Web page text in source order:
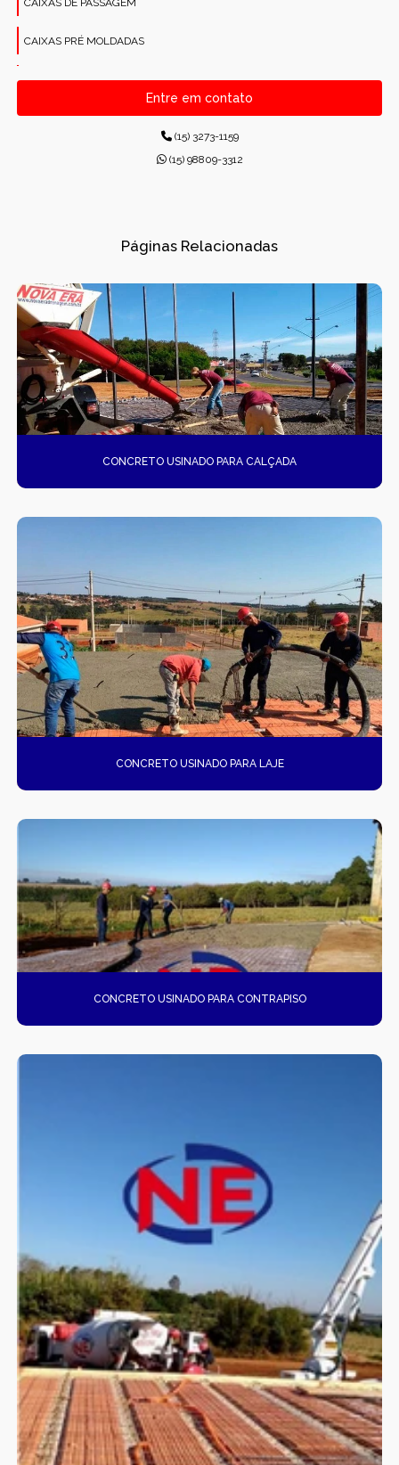
CAIXAS DE PASSAGEM
CAIXAS PRÉ MOLDADAS
CANALETAS PRÉ-MOLDADAS RETANGULARES
CONCRETO PARA CONSTRUÇÕES
CONCRETO USINADO INDUSTRIAL
DISSIPADORES DE ENERGIA PRÉ-MOLDADO
DRENAGEM
FÁBRICA DE PRÉ-MOLDADOS
GÁRGULAS PRÉ-MOLDADAS
GRELHAS PARA BOCA DE LEÃO
MUROS DE CONCRETO
MUROS EM CONCRETO
MUROS PRÉ FABRICADOS
MUROS PRÉ MOLDADOS
MUROS PRÉ-MOLDADOS
PISOS DE CONCRETO
PRÉ FABRICADAS
RAMPAS DE ACESSIBILIDADE PRÉ-MOLDADA
SERVIÇOS DE DRENAGEM
SISTEMAS DE DRENAGEM
Entre em contato
(15) 3273-1159
(15) 98809-3312
Páginas Relacionadas
CONCRETO USINADO PARA CALÇADA
CONCRETO USINADO PARA LAJE
CONCRETO USINADO PARA CONTRAPISO